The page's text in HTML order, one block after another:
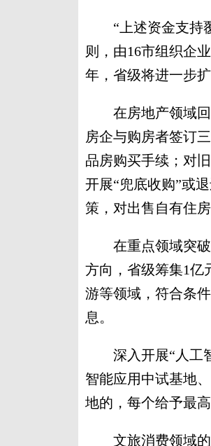
“上述资金支持覆
则，由16市组织企
年，省级将进一步
在房地产领域回
房企与购房者签订
品房购买手续；对
开展“兜底收购”或
策，对出售自有住
在重点领域突破
方向，省级筹集1亿
游等领域，符合条
息。
深入开展“人工智
智能应用中试基地
地的，每个给予最
文旅消费领域的